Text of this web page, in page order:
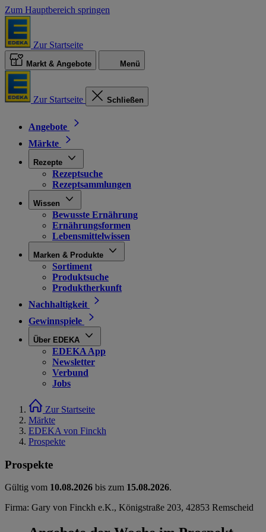
Zum Hauptbereich springen
Zur Startseite
Markt & Angebote Menü
Zur Startseite Schließen
Angebote
Märkte
Rezepte
Rezeptsuche
Rezeptsammlungen
Wissen
Bewusste Ernährung
Ernährungsformen
Lebensmittelwissen
Marken & Produkte
Sortiment
Produktsuche
Produktherkunft
Nachhaltigkeit
Gewinnspiele
Über EDEKA
EDEKA App
Newsletter
Verbund
Jobs
Zur Startseite
Märkte
EDEKA von Finckh
Prospekte
Prospekte
Gültig vom 10.08.2026 bis zum 15.08.2026.
Firma: Gary von Finckh e.K., Königstraße 203, 42853 Remscheid